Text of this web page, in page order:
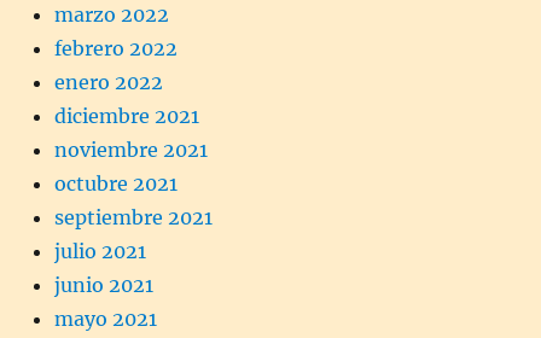
marzo 2022
febrero 2022
enero 2022
diciembre 2021
noviembre 2021
octubre 2021
septiembre 2021
julio 2021
junio 2021
mayo 2021